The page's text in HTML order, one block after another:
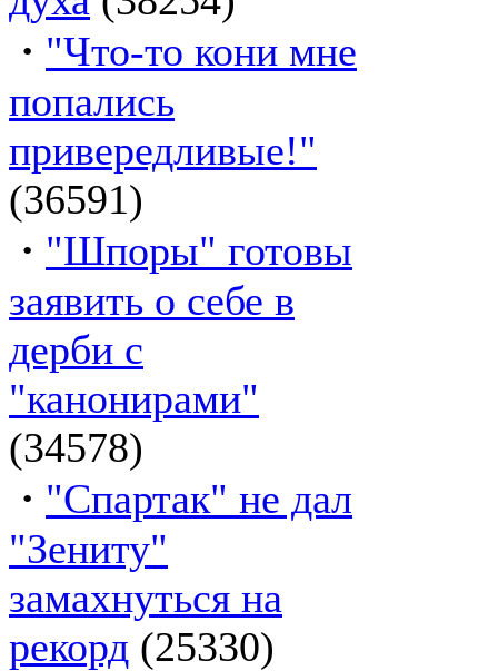
· "Что-то кони мне
попались
привередливые!"
(36591)
· "Шпоры" готовы
заявить о себе в
дерби с
"канонирами"
(34578)
· "Спартак" не дал
"Зениту"
замахнуться на
рекорд (25330)